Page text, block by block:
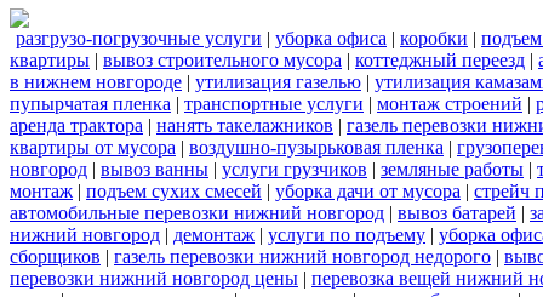
разгрузо-погрузочные услуги | уборка офиса | коробки |
квартиры | вывоз строительного мусора | коттеджный переезд |
в нижнем новгороде | утилизация газелью | утилизация
пупырчатая пленка | транспортные услуги | монтаж строений |
аренда трактора | нанять такелажников | газель перевозки
квартиры от мусора | воздушно-пузырьковая пленка |
новгород | вывоз ванны | услуги грузчиков | земляные работы |
монтаж | подъем сухих смесей | уборка дачи от мусора | стрейч
автомобильные перевозки нижний новгород | вывоз батарей |
нижний новгород | демонтаж | услуги по подъему | уборка
сборщиков | газель перевозки нижний новгород недорого |
перевозки нижний новгород цены | перевозка вещей нижний